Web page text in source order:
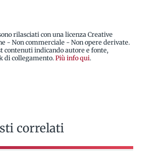
rilasciati con una licenza Creative
- Non commerciale - Non opere derivate.
contenuti indicando autore e fonte,
di collegamento.Più info qui.
correlati